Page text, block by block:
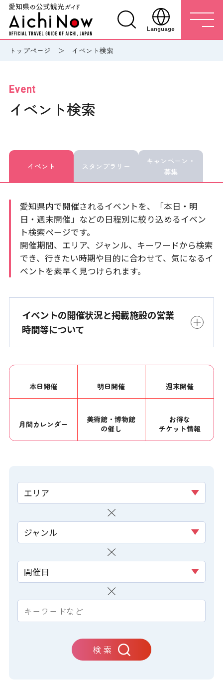
Language
トップページ イベント検索
Event
イベント検索
イベント スタンプラリー
キャンペーン・
募集
愛知県内で開催されるイベントを、「本日・明
日・週末開催」などの日程別に絞り込めるイベン
ト検索ページです。
開催期間、エリア、ジャンル、キーワードから検索
でき、行きたい時期や目的に合わせて、気になるイ
ベントを素早く見つけられます。
イベントの開催状況と掲載施設の営業
時間等について
本日開催 明日開催 週末開催
月間カレンダー
美術館・博物館
の催し
お得な
チケット情報
エリア
ジャンル
開催日
検 索